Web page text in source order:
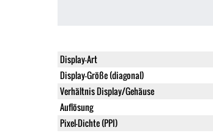
Display-Art
Display-Größe (diagonal)
Verhältnis Display/Gehäuse
Auflösung
Pixel-Dichte (PPI)